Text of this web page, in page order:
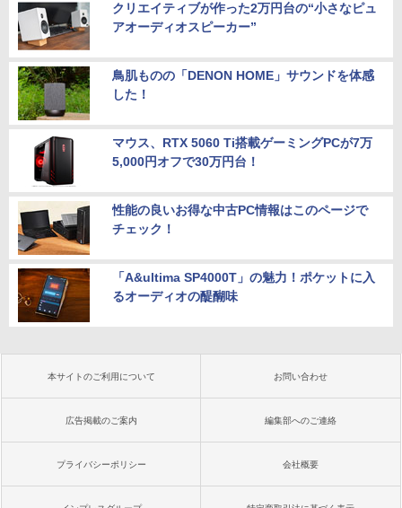
クリエイティブが作った2万円台の“小さなピュ
アオーディオスピーカー”
鳥肌ものの「DENON HOME」サウンドを体感
した！
マウス、RTX 5060 Ti搭載ゲーミングPCが7万
5,000円オフで30万円台！
性能の良いお得な中古PC情報はこのページで
チェック！
「A&ultima SP4000T」の魅力！ポケットに入
るオーディオの醍醐味
本サイトのご利用について お問い合わせ
広告掲載のご案内 編集部へのご連絡
プライバシーポリシー 会社概要